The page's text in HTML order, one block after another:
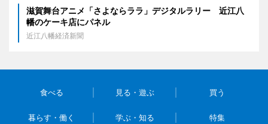
滋賀舞台アニメ「さよならララ」デジタルラリー 近江八
幡のケーキ店にパネル
近江八幡経済新聞
食べる 見る・遊ぶ 買う
暮らす・働く 学ぶ・知る 特集